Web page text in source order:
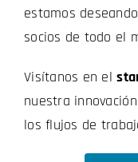
estamos
socios de todo el
Visítanos en el
nuestra
los flujos de